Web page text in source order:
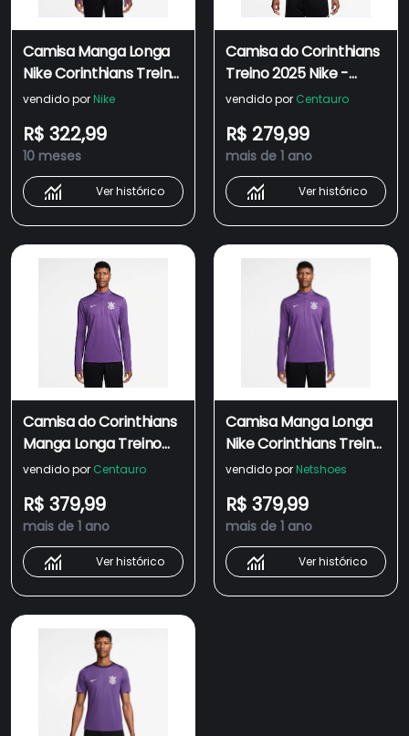
Camisa Manga Longa
Nike Corinthians Treino
2025 Masculina
vendido por Nike
R$ 322,99
10 meses
Ver histórico
Camisa do Corinthians
Treino 2025 Nike -
Masculina
vendido por Centauro
R$ 279,99
mais de 1 ano
Ver histórico
Camisa do Corinthians
Manga Longa Treino
2025 Nike - Masculina
vendido por Centauro
R$ 379,99
mais de 1 ano
Ver histórico
Camisa Manga Longa
Nike Corinthians Treino
2025 Masculina
vendido por Netshoes
R$ 379,99
mais de 1 ano
Ver histórico